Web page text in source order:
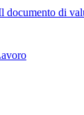
documento di